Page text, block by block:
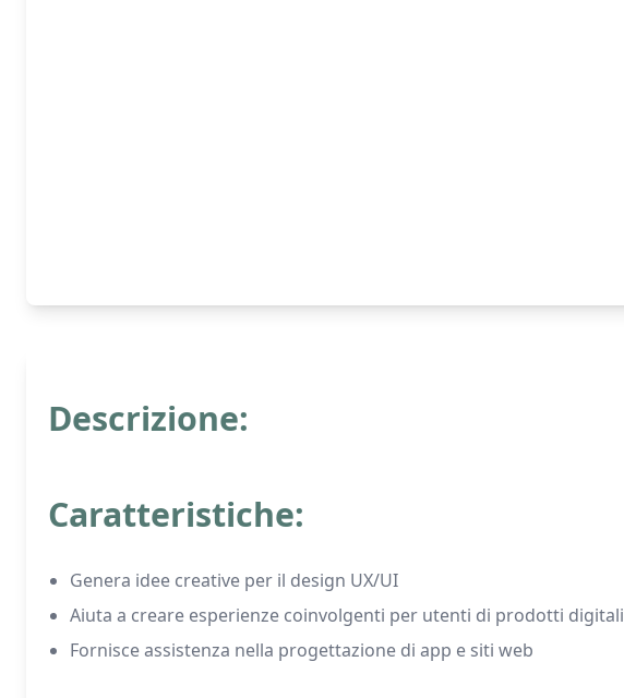
Descrizione:
Caratteristiche:
Genera idee creative per il design UX/UI
Aiuta a creare esperienze coinvolgenti per utenti di prodotti digitali
Fornisce assistenza nella progettazione di app e siti web